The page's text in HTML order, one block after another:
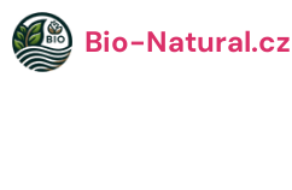
Přeskočit
na
obsah
Bio-Natural.cz